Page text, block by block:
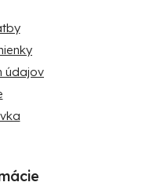
údajov